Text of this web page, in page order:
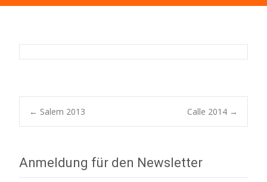
Post
navigation
← Salem 2013 Calle 2014 →
Anmeldung für den Newsletter